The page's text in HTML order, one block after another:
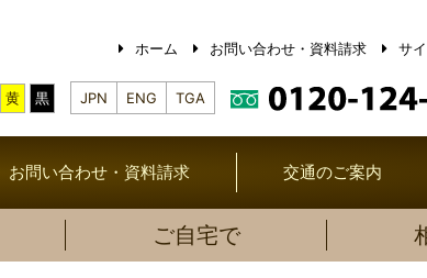
ホーム お問い合わせ・資料請求 サ
黄 黒 JPN ENG TGA
お問い合わせ・資料請求 交通のご案内
ご自宅で